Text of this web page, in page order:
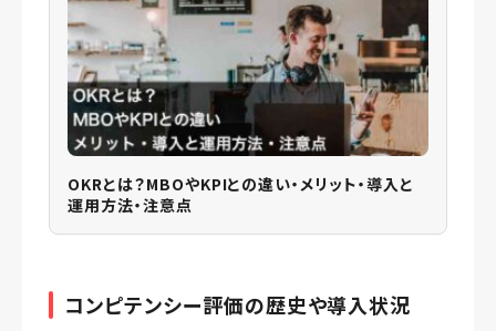
OKRとは？MBOやKPIとの違い・メリット・導入と
運用方法・注意点
コンピテンシー評価の歴史や導入状況